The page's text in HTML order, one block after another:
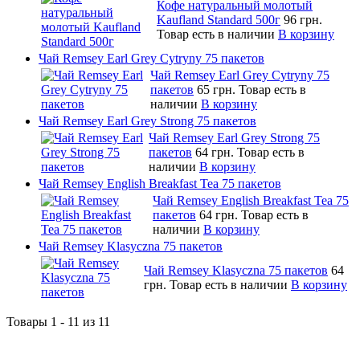
Кофе натуральный молотый
Kaufland Standard 500г 96 грн.
Товар есть в наличии В корзину
Чай Remsey Earl Grey Cytryny 75 пакетов
Чай Remsey Earl Grey Cytryny 75
пакетов 65 грн. Товар есть в
наличии В корзину
Чай Remsey Earl Grey Strong 75 пакетов
Чай Remsey Earl Grey Strong 75
пакетов 64 грн. Товар есть в
наличии В корзину
Чай Remsey English Breakfast Tea 75 пакетов
Чай Remsey English Breakfast Tea 75
пакетов 64 грн. Товар есть в
наличии В корзину
Чай Remsey Klasyczna 75 пакетов
Чай Remsey Klasyczna 75 пакетов 64
грн. Товар есть в наличии В корзину
Товары 1 - 11 из 11